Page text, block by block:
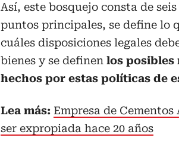
Así, este bosquejo consta de
puntos principales, se define lo
cuáles disposiciones legales
bienes y se definen los posibles
hechos por estas políticas de
Lea más: Empresa de
ser expropiada hace 20 años